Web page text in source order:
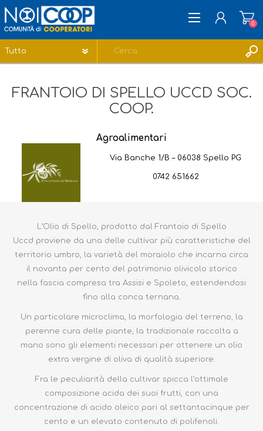
ACCESSO
0
FRANTOIO DI SPELLO UCCD SOC.
COOP.
Agroalimentari
Via Banche 1/B – 06038 Spello PG
0742 651662
L’Olio di Spello, prodotto dal Frantoio di Spello
Uccd proviene da una delle cultivar più caratteristiche del
territorio umbro, la varietà del moraiolo che incarna circa
il novanta per cento del patrimonio olivicolo storico
nella fascia compresa tra Assisi e Spoleto, estendendosi
fino alla conca ternana.
Un particolare microclima, la morfologia del terreno, la
perenne cura delle piante, la tradizionale raccolta a
mano sono gli elementi necessari per ottenere un olio
extra vergine di oliva di qualità superiore.
Fra le peculiarità della cultivar spicca l’ottimale
composizione acida dei suoi frutti, con una
concentrazione di acido oleico pari al settantacinque per
cento e un elevato contenuto di polifenoli.